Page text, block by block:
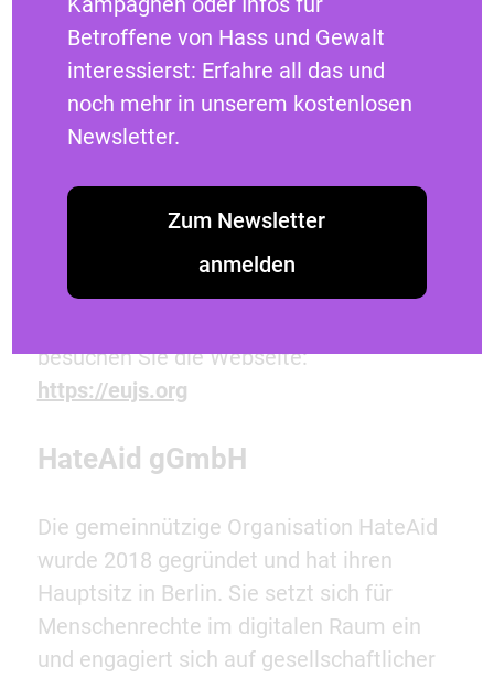
jüdischen Studierendenaktivismus and
Advocacy zu stärken. EUJS verbindet
unabhängige und selbstorganisierte
Studierendenunionen und unterstützt
religiösen, spirituellen, kulturellen und
sozialen Herkunft als auch Sicherstellung
ihrer Kontinuität.
besuchen Sie die Webseite:
https://eujs.org
HateAid gGmbH
Die gemeinnützige Organisation HateAid
wurde 2018 gegründet und hat ihren
Hauptsitz in Berlin. Sie setzt sich für
Menschenrechte im digitalen Raum ein
und engagiert sich auf gesellschaftlicher
Betroffene von Hass und Gewalt
interessierst: Erfahre all das und
noch mehr in unserem kostenlosen
Newsletter.
Zum Newsletter
anmelden